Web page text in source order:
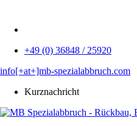
+49 (0) 36848 / 25920
info[+at+]mb-spezialabbruch.com
Kurznachricht